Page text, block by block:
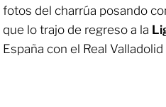
fotos del charrúa posando
que lo trajo de regreso a la
España con el Real